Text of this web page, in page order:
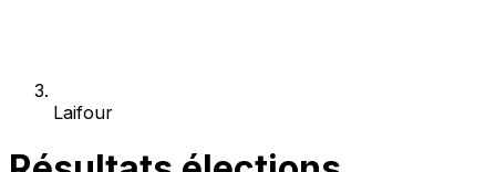
Laifour